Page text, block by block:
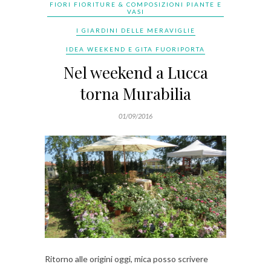
FIORI FIORITURE & COMPOSIZIONI PIANTE E
VASI
I GIARDINI DELLE MERAVIGLIE
IDEA WEEKEND E GITA FUORIPORTA
Nel weekend a Lucca
torna Murabilia
01/09/2016
Ritorno alle origini oggi, mica posso scrivere